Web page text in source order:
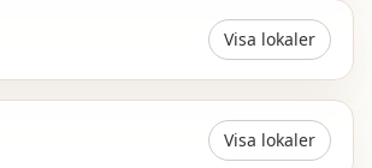
Visa lokaler
Visa lokaler